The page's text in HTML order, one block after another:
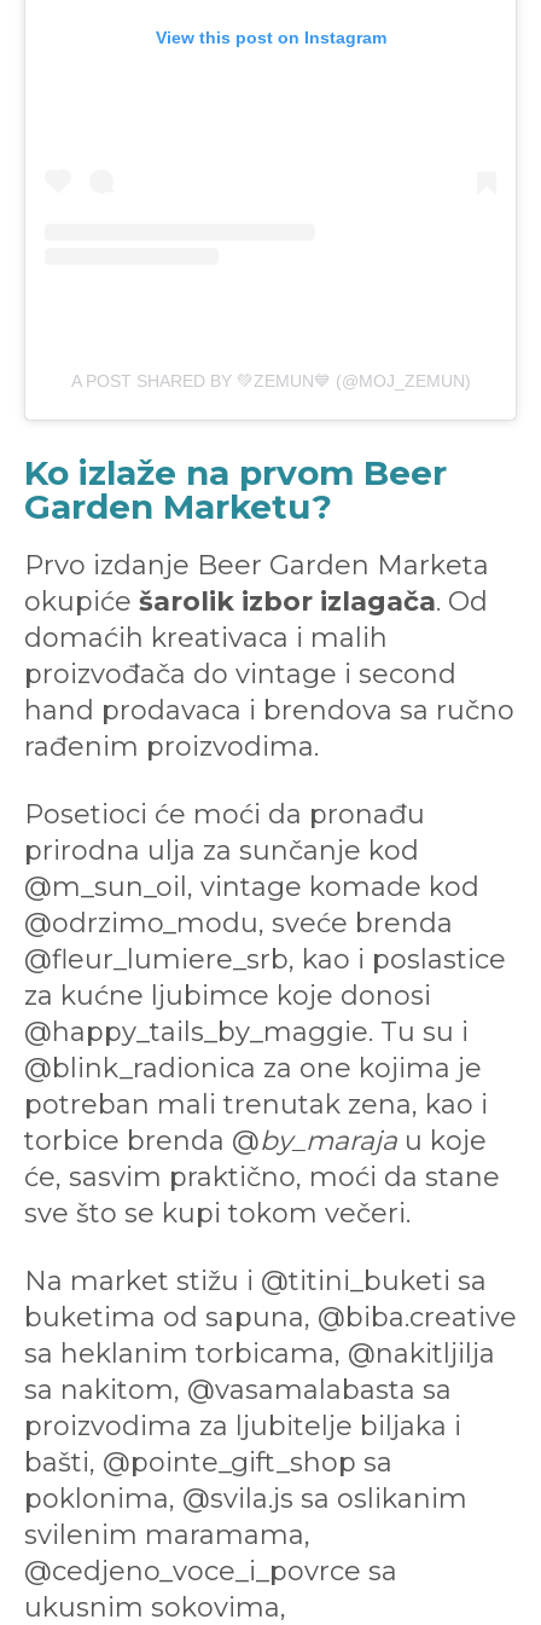
View this post on Instagram
A POST SHARED BY 💚ZEMUN💙 (@MOJ_ZEMUN)
Ko izlaže na prvom Beer
Garden Marketu?
Prvo izdanje Beer Garden Marketa
okupiće šarolik izbor izlagača. Od
domaćih kreativaca i malih
proizvođača do vintage i second
hand prodavaca i brendova sa ručno
rađenim proizvodima.
Posetioci će moći da pronađu
prirodna ulja za sunčanje kod
@m_sun_oil, vintage komade kod
@odrzimo_modu, sveće brenda
@fleur_lumiere_srb, kao i poslastice
za kućne ljubimce koje donosi
@happy_tails_by_maggie. Tu su i
@blink_radionica za one kojima je
potreban mali trenutak zena, kao i
torbice brenda @by_maraja u koje
će, sasvim praktično, moći da stane
sve što se kupi tokom večeri.
Na market stižu i @titini_buketi sa
buketima od sapuna, @biba.creative
sa heklanim torbicama, @nakitljilja
sa nakitom, @vasamalabasta sa
proizvodima za ljubitelje biljaka i
bašti, @pointe_gift_shop sa
poklonima, @svila.js sa oslikanim
svilenim maramama,
@cedjeno_voce_i_povrce sa
ukusnim sokovima,